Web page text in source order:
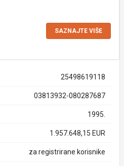
SAZNAJTE VIŠE
25498619118
03813932-080287687
1995.
1.957.648,15 EUR
za registrirane korisnike